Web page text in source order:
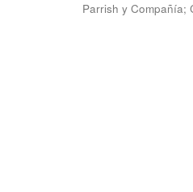
Parrish y Compañía;